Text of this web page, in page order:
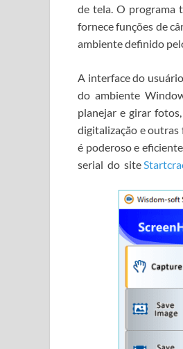
de tela. O programa
fornece funções de
ambiente definido
A interface do
do ambiente
planejar e girar
digitalização e outras
é poderoso e
serial do site